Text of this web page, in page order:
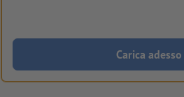
Carica adesso